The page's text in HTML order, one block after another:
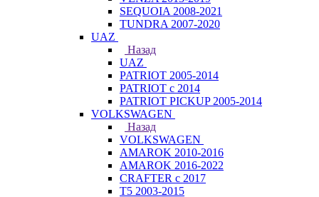
SEQUOIA 2008-2021
TUNDRA 2007-2020
UAZ
Назад
UAZ
PATRIOT 2005-2014
PATRIOT с 2014
PATRIOT PICKUP 2005-2014
VOLKSWAGEN
Назад
VOLKSWAGEN
AMAROK 2010-2016
AMAROK 2016-2022
CRAFTER с 2017
T5 2003-2015